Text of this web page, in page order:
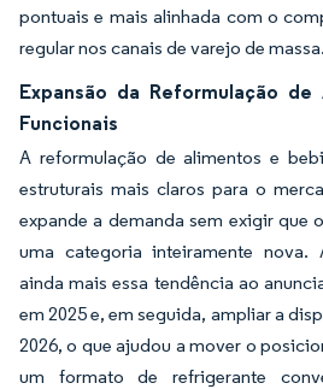
pontuais e mais alinhada com o
regular nos canais de varejo de massa.
Expansão da Reformulação
Funcionais
A reformulação de alimentos e
estruturais mais claros para o
expande a demanda sem exigir que
uma categoria inteiramente nova.
ainda mais essa tendência ao
em 2025 e, em seguida, ampliar a
2026, o que ajudou a mover o
um formato de refrigerante